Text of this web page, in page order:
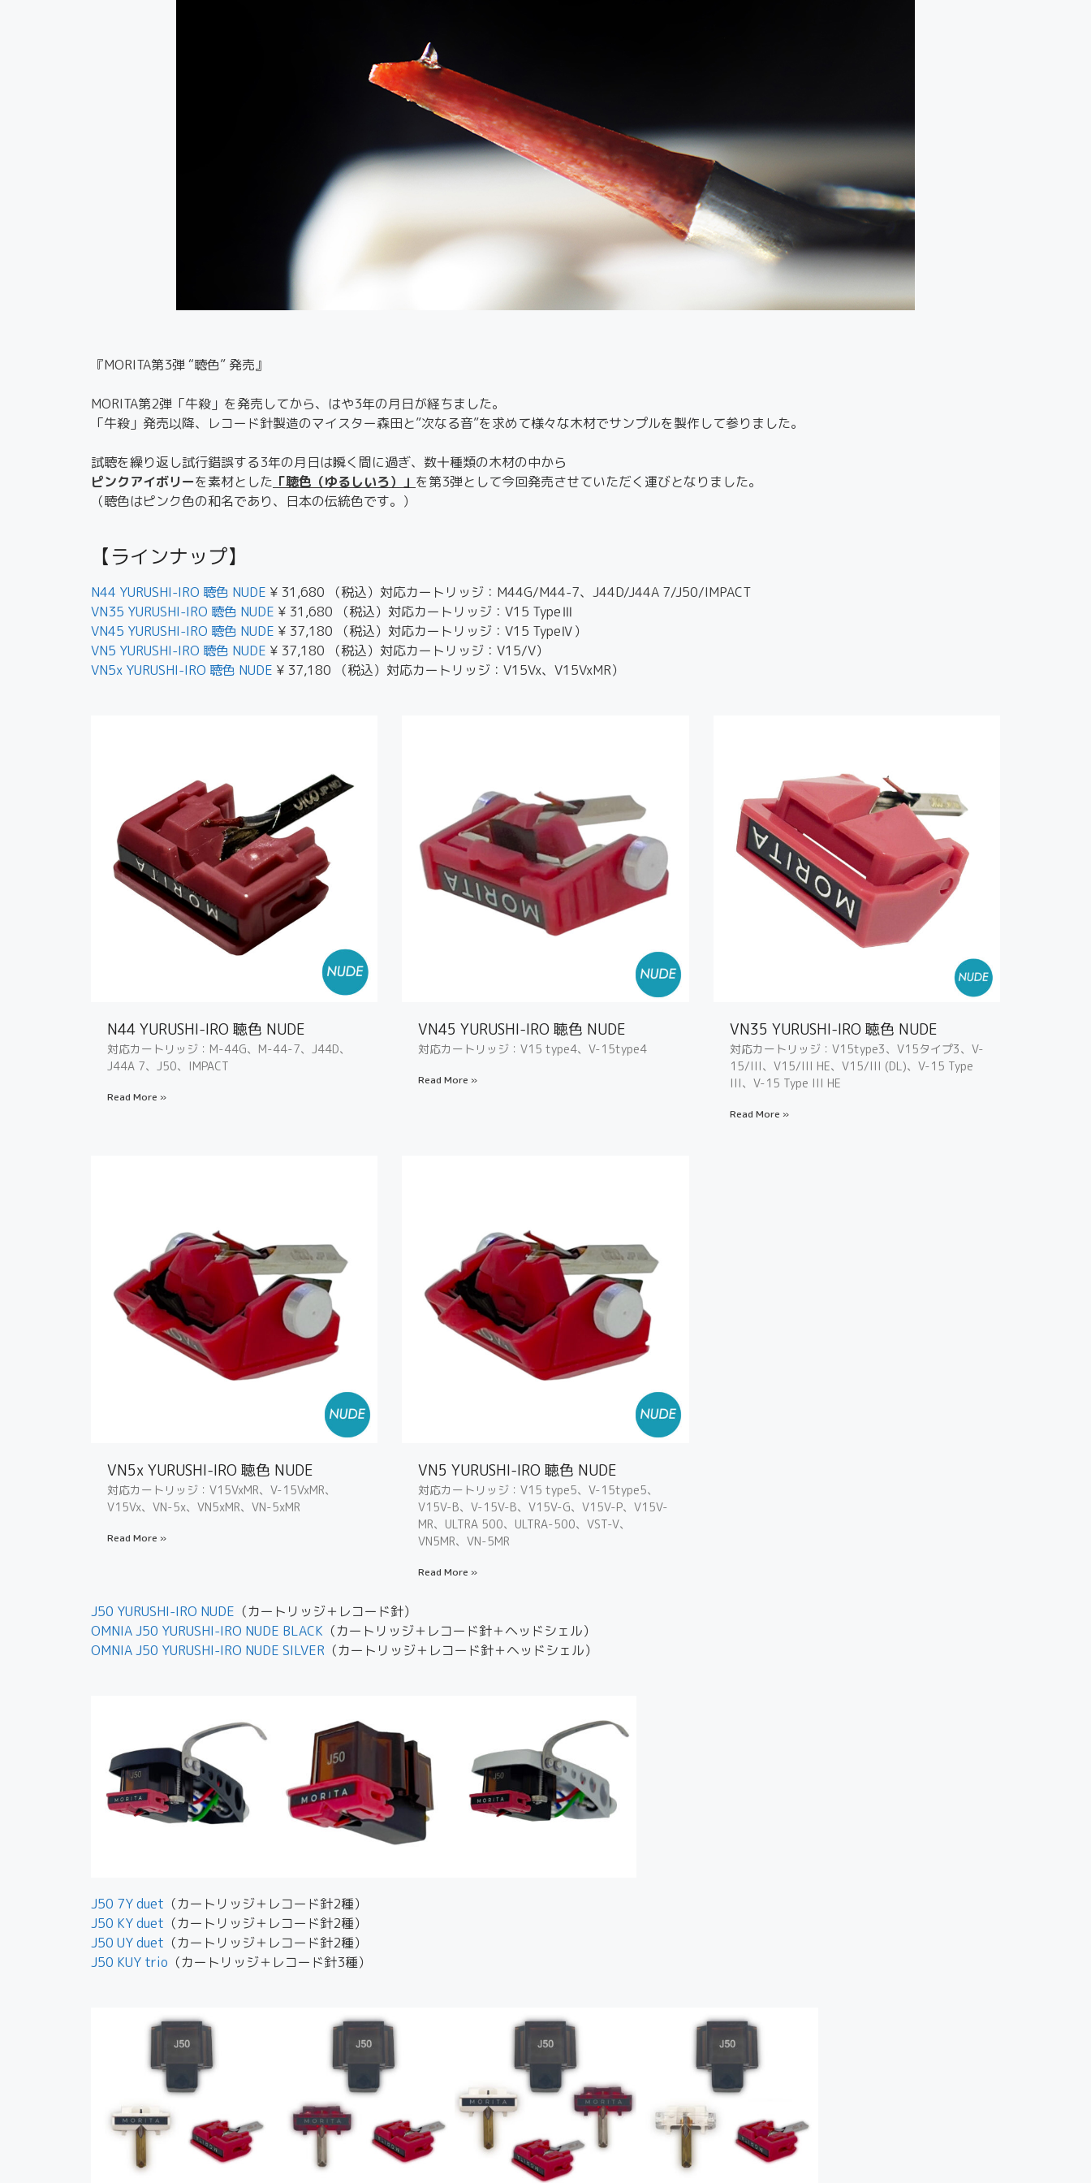
『MORITA第3弾 “聴色” 発売』
MORITA第2弾「牛殺」を発売してから、はや3年の月日が経ちました。
「牛殺」発売以降、レコード針製造のマイスター森田と”次なる音”を求めて様々な木材でサンプルを製作して参りました。
試聴を繰り返し試行錯誤する3年の月日は瞬く間に過ぎ、数十種類の木材の中から
ピンクアイボリーを素材とした 「聴色（ゆるしいろ）」 を第3弾として今回発売させていただく運びとなりました。
（聴色はピンク色の和名であり、日本の伝統色です。）
【ラインナップ】
N44 YURUSHI-IRO 聴色 NUDE ¥ 31,680 （税込）対応カートリッジ：M44G/M44-7、J44D/J44A 7/J50/IMPACT
VN35 YURUSHI-IRO 聴色 NUDE ¥ 31,680 （税込）対応カートリッジ：V15 TypeⅢ
VN45 YURUSHI-IRO 聴色 NUDE ¥ 37,180 （税込）対応カートリッジ：V15 TypeⅣ）
VN5 YURUSHI-IRO 聴色 NUDE ¥ 37,180 （税込）対応カートリッジ：V15/V）
VN5x YURUSHI-IRO 聴色 NUDE ¥ 37,180 （税込）対応カートリッジ：V15Vx、V15VxMR）
N44 YURUSHI-IRO 聴色 NUDE
対応カートリッジ：M-44G、M-44-7、J44D、
J44A 7、J50、IMPACT
Read More »
VN45 YURUSHI-IRO 聴色 NUDE
対応カートリッジ：V15 type4、V-15type4
Read More »
VN35 YURUSHI-IRO 聴色 NUDE
対応カートリッジ：V15type3、V15タイプ3、V-
15/III、V15/III HE、V15/III (DL)、V-15 Type
III、V-15 Type III HE
Read More »
VN5x YURUSHI-IRO 聴色 NUDE
対応カートリッジ：V15VxMR、V-15VxMR、
V15Vx、VN-5x、VN5xMR、VN-5xMR
Read More »
VN5 YURUSHI-IRO 聴色 NUDE
対応カートリッジ：V15 type5、V-15type5、
V15V-B、V-15V-B、V15V-G、V15V-P、V15V-
MR、ULTRA 500、ULTRA-500、VST-V、
VN5MR、VN-5MR
Read More »
J50 YURUSHI-IRO NUDE （カートリッジ＋レコード針）
OMNIA J50 YURUSHI-IRO NUDE BLACK （カートリッジ＋レコード針＋ヘッドシェル）
OMNIA J50 YURUSHI-IRO NUDE SILVER （カートリッジ＋レコード針＋ヘッドシェル）
J50 7Y duet （カートリッジ＋レコード針2種）
J50 KY duet （カートリッジ＋レコード針2種）
J50 UY duet （カートリッジ＋レコード針2種）
J50 KUY trio （カートリッジ＋レコード針3種）